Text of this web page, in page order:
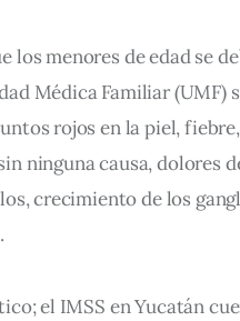
menores de edad se
Médica Familiar (UMF)
rojos en la piel,
ninguna causa, dolores
crecimiento de los
el IMSS en Yucatán